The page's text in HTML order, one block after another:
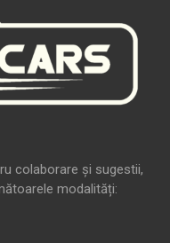
colaborare și sugestii,
modalități: